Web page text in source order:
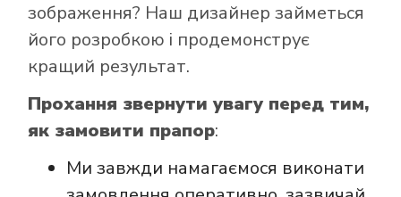
зображення? Наш дизайнер займеться
його розробкою і продемонструє
кращий результат.
Прохання звернути увагу перед тим,
як замовити прапор:
Ми завжди намагаємося виконати